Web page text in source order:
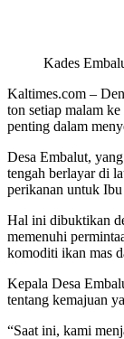
Kades
Kaltimes.com –
ton setiap malam
penting dalam
Desa Embalut,
tengah berlayar di
perikanan untuk
Hal ini dibuktikan
memenuhi
komoditi ikan mas
Kepala Desa
tentang kemajuan
“Saat ini, kami